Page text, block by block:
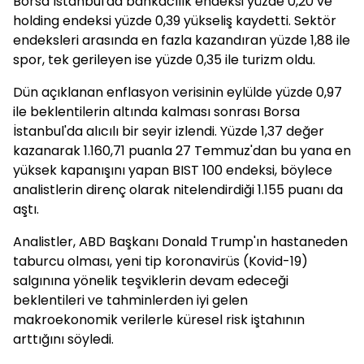
holding endeksi yüzde 0,39 yükseliş kaydetti. Sektör
endeksleri arasında en fazla kazandıran yüzde 1,88 ile
spor, tek gerileyen ise yüzde 0,35 ile turizm oldu.
Dün açıklanan enflasyon verisinin eylülde yüzde 0,97
ile beklentilerin altında kalması sonrası Borsa
İstanbul'da alıcılı bir seyir izlendi. Yüzde 1,37 değer
kazanarak 1.160,71 puanla 27 Temmuz'dan bu yana en
yüksek kapanışını yapan BIST 100 endeksi, böylece
analistlerin direnç olarak nitelendirdiği 1.155 puanı da
aştı.
Analistler, ABD Başkanı Donald Trump'ın hastaneden
taburcu olması, yeni tip koronavirüs (Kovid-19)
salgınına yönelik teşviklerin devam edeceği
beklentileri ve tahminlerden iyi gelen
makroekonomik verilerle küresel risk iştahının
arttığını söyledi.